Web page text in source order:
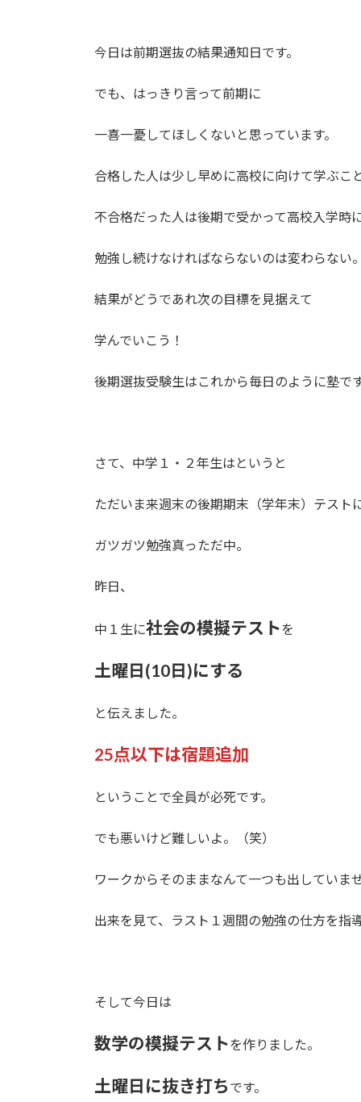
今日は前期選抜の結果通知日です。
でも、はっきり言って前期に
一喜一憂してほしくないと思っています。
合格した人は少し早めに高校に向けて学ぶこ
不合格だった人は後期で受かって高校入学時
勉強し続けなければならないのは変わらない。
結果がどうであれ次の目標を見据えて
学んでいこう！
後期選抜受験生はこれから毎日のように塾で
さて、中学１・２年生はというと
ただいま来週末の後期期末（学年末）テスト
ガツガツ勉強真っただ中。
昨日、
中１生に社会の模擬テストを
土曜日(10日)にする
と伝えました。
25点以下は宿題追加
ということで全員が必死です。
でも悪いけど難しいよ。（笑）
ワークからそのままなんて一つも出していませ
出来を見て、ラスト１週間の勉強の仕方を指
そして今日は
数学の模擬テストを作りました。
土曜日に抜き打ち です。